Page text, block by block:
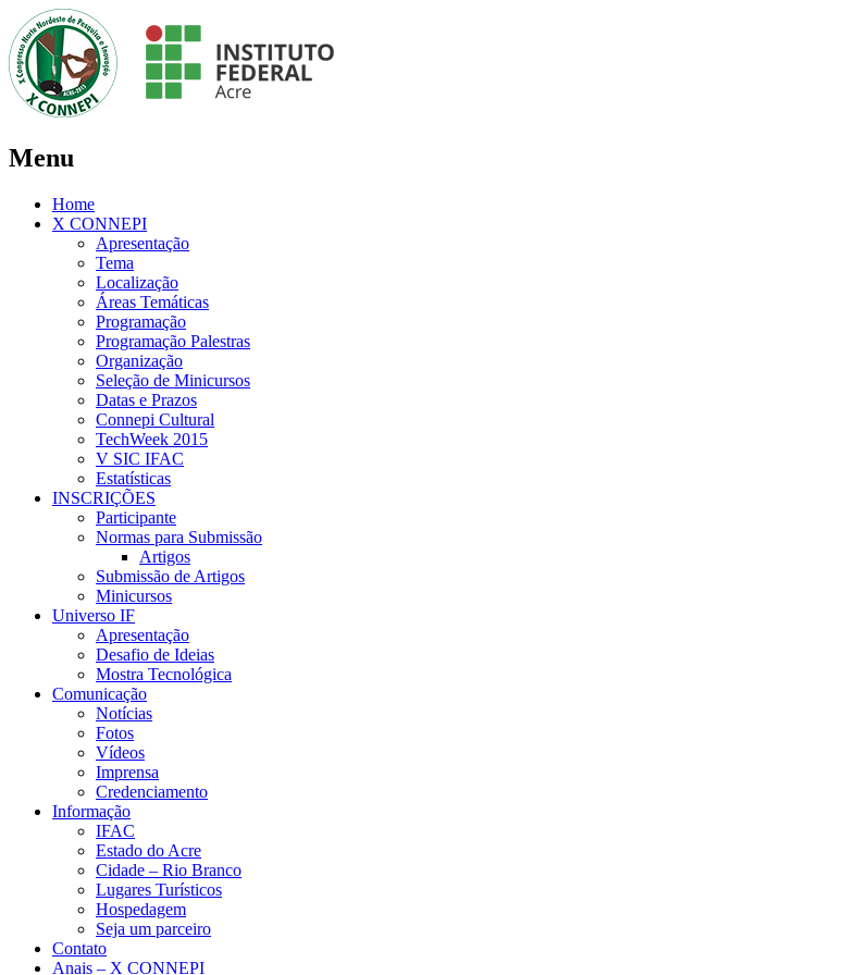
Menu
Home
X CONNEPI
Apresentação
Tema
Localização
Áreas Temáticas
Programação
Programação Palestras
Organização
Seleção de Minicursos
Datas e Prazos
Connepi Cultural
TechWeek 2015
V SIC IFAC
Estatísticas
INSCRIÇÕES
Participante
Normas para Submissão
Artigos
Submissão de Artigos
Minicursos
Universo IF
Apresentação
Desafio de Ideias
Mostra Tecnológica
Comunicação
Notícias
Fotos
Vídeos
Imprensa
Credenciamento
Informação
IFAC
Estado do Acre
Cidade – Rio Branco
Lugares Turísticos
Hospedagem
Seja um parceiro
Contato
Anais – X CONNEPI